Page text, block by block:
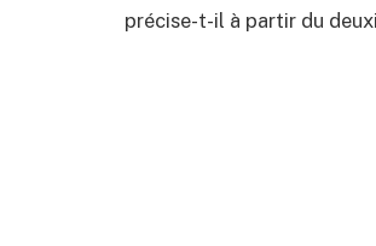
précise-t-il à partir du